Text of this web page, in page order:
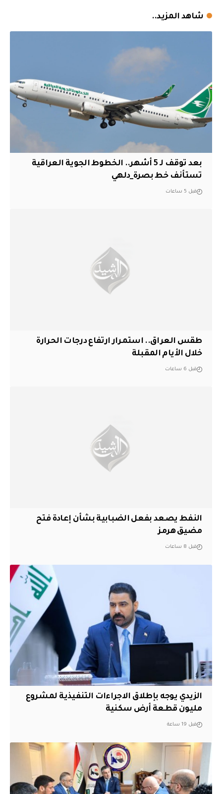
شاهد المزيد..
بعد توقف لـ 5 أشهر.. الخطوط الجوية العراقية
تستأنف خط بصرة_دلهي
قبل 5 ساعات
طقس العراق.. استمرار ارتفاع درجات الحرارة
خلال الأيام المقبلة
قبل 6 ساعات
النفط يصعد بفعل الضبابية بشأن إعادة فتح
مضيق هرمز
قبل 8 ساعات
الزيدي يوجه بإطلاق الاجراءات التنفيذية لمشروع
مليون قطعة أرض سكنية
قبل 19 ساعة